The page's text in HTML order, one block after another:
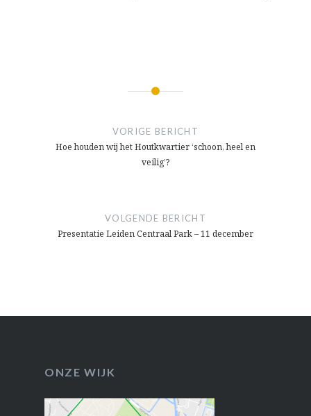
VORIGE BERICHT
Hoe houden wij het Houtkwartier ‘schoon, heel en
veilig’?
VOLGENDE BERICHT
Presentatie Leiden Centraal Park – 11 december
ONZE WIJK